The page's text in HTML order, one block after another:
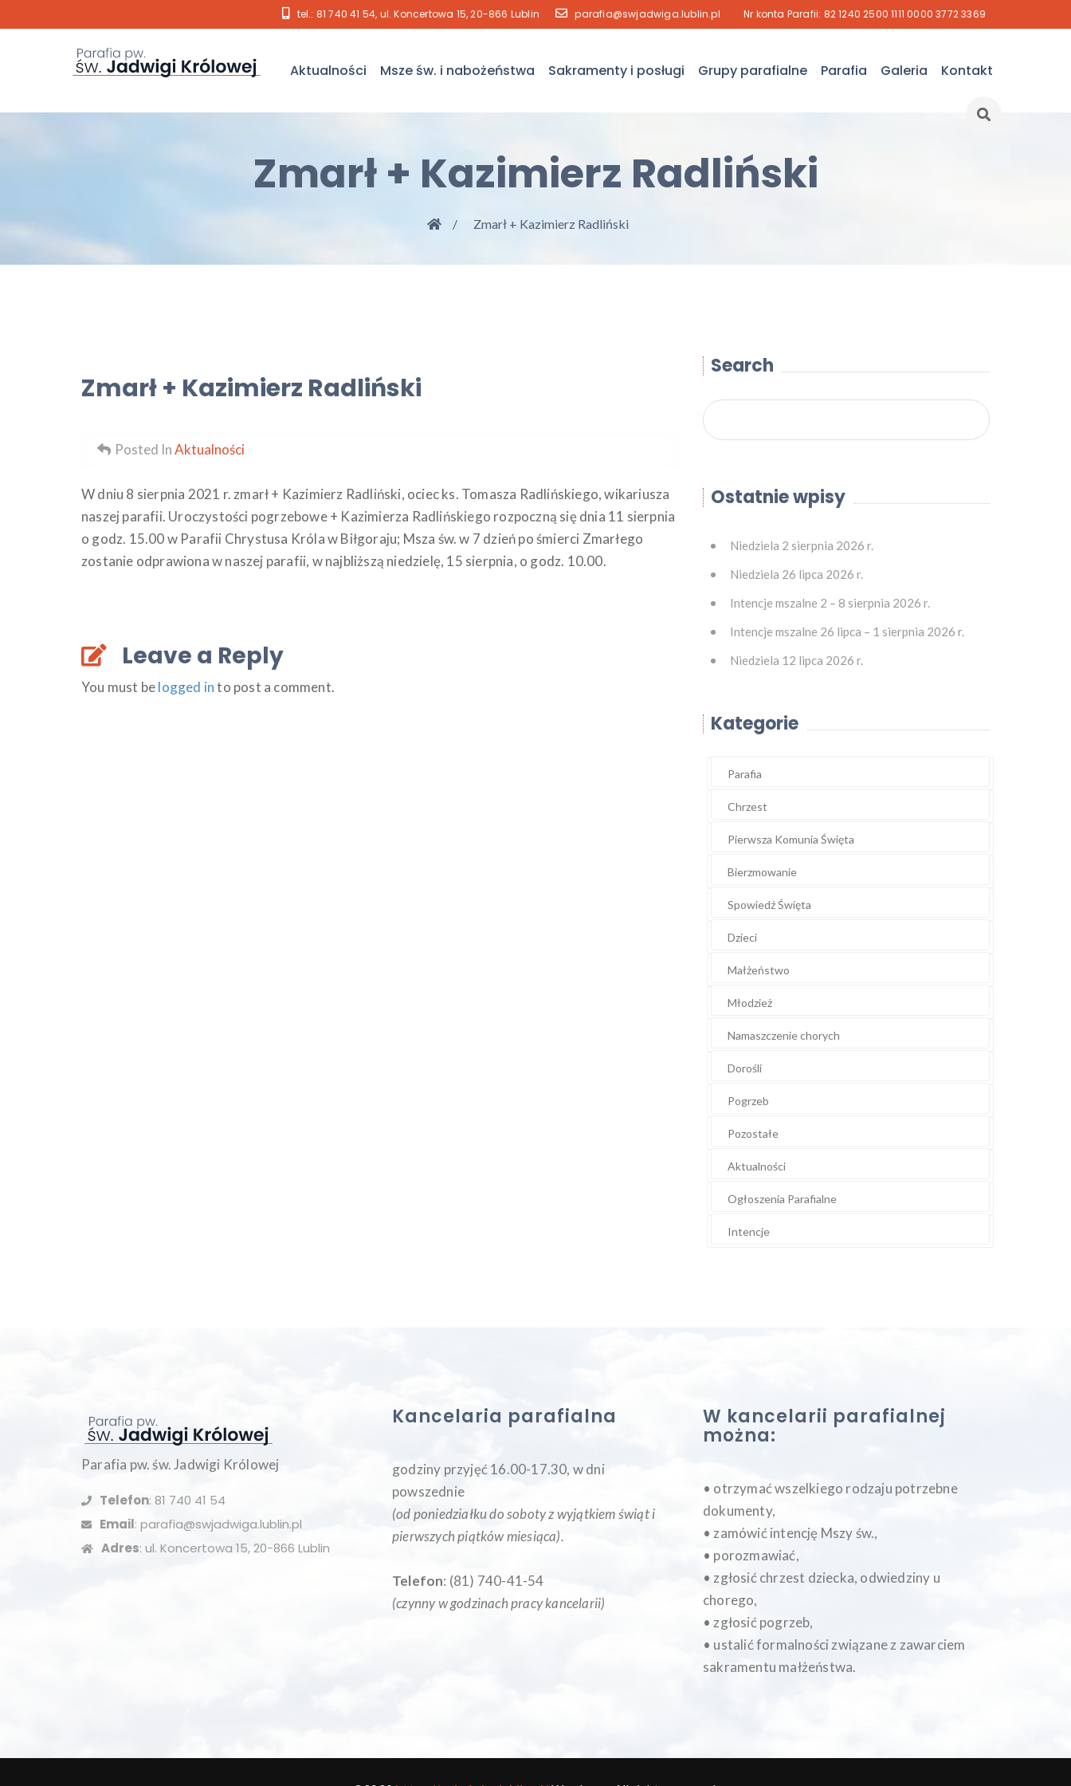
tel.: 81 740 41 54, ul. Koncertowa 15, 20-866 Lublin parafia@swjadwiga.lublin.pl Nr konta Parafii: 82 1240 2500 1111 0000 3772 3369
Aktualności Msze św. i nabożeństwa Sakramenty i posługi Grupy parafialne Parafia Galeria Kontakt
Zmarł + Kazimierz Radliński
Zmarł + Kazimierz Radliński
Zmarł + Kazimierz Radliński
Posted InAktualności
W dniu 8 sierpnia 2021 r. zmarł + Kazimierz Radliński, ociec ks. Tomasza Radlińskiego, wikariusza
naszej parafii. Uroczystości pogrzebowe + Kazimierza Radlińskiego rozpoczną się dnia 11 sierpnia
o godz. 15.00 w Parafii Chrystusa Króla w Biłgoraju; Msza św. w 7 dzień po śmierci Zmarłego
zostanie odprawiona w naszej parafii, w najbliższą niedzielę, 15 sierpnia, o godz. 10.00.
Leave a Reply
You must belogged into post a comment.
Search
Ostatnie wpisy
Niedziela 2 sierpnia 2026 r.
Niedziela 26 lipca 2026 r.
Intencje mszalne 2 – 8 sierpnia 2026 r.
Intencje mszalne 26 lipca – 1 sierpnia 2026 r.
Niedziela 12 lipca 2026 r.
Kategorie
Parafia
Chrzest
Pierwsza Komunia Święta
Bierzmowanie
Spowiedź Święta
Dzieci
Małżeństwo
Młodzież
Namaszczenie chorych
Dorośli
Pogrzeb
Pozostałe
Aktualności
Ogłoszenia Parafialne
Intencje
Parafia pw. św. Jadwigi Królowej
Telefon: 81 740 41 54
Email: parafia@swjadwiga.lublin.pl
Adres: ul. Koncertowa 15, 20-866 Lublin
Kancelaria parafialna
godziny przyjęć 16.00-17.30, w dni
powszednie
(od poniedziałku do soboty z wyjątkiem świąt i
pierwszych piątków miesiąca).
Telefon: (81) 740-41-54
(czynny w godzinach pracy kancelarii)
W kancelarii parafialnej
można:
• otrzymać wszelkiego rodzaju potrzebne
dokumenty,
• zamówić intencję Mszy św.,
• porozmawiać,
• zgłosić chrzest dziecka, odwiedziny u
chorego,
• zgłosić pogrzeb,
• ustalić formalności związane z zawarciem
sakramentu małżeństwa.